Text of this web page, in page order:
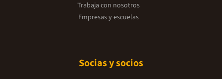
Trabaja con nosotros
Empresas y escuelas
Socias y socios